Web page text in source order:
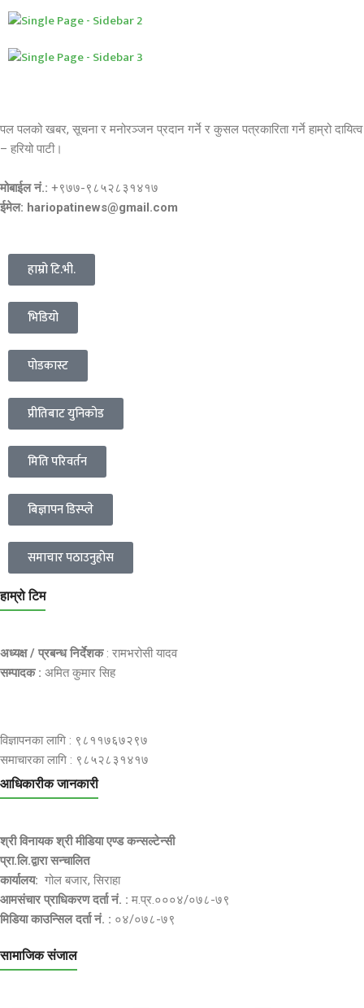
पल पलको खबर, सूचना र मनोरञ्जन प्रदान गर्ने र कुसल पत्रकारिता गर्ने हाम्रो दायित्व
– हरियो पाटी।
मोबाईल नं.: +९७७-९८५२८३१४१७
ईमेल: hariopatinews@gmail.com
हाम्रो टि.भी.
भिडियो
पोडकास्ट
प्रीतिबाट युनिकोड
मिति परिवर्तन
बिज्ञापन डिस्प्ले
समाचार पठाउनुहोस
हाम्रो टिम
अध्यक्ष / प्रबन्ध निर्देशक: रामभरोसी यादव
सम्पादक : अमित कुमार सिह
विज्ञापनका लागि : ९८११७६७२९७
समाचारका लागि : ९८५२८३१४१७
आधिकारीक जानकारी
श्री विनायक श्री मीडिया एण्ड कन्सल्टेन्सी
प्रा.लि.द्वारा सन्चालित
कार्यालय: गोल बजार, सिराहा
आमसंचार प्राधिकरण दर्ता नं. : म.प्र.०००४/०७८-७९
मिडिया काउन्सिल दर्ता नं. : ०४/०७८-७९
सामाजिक संजाल